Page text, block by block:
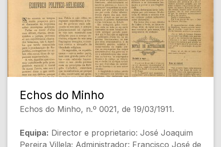
[Religião e Estado]
[Conteúdo Gerado por Inteligência Artificial,
pode conter erros]
Echos do Minho
Echos do Minho, n.º 0021, de 19/03/1911.
Equipa: Director e proprietario: José Joaquim
Pereira Villela; Administrador: Francisco José de